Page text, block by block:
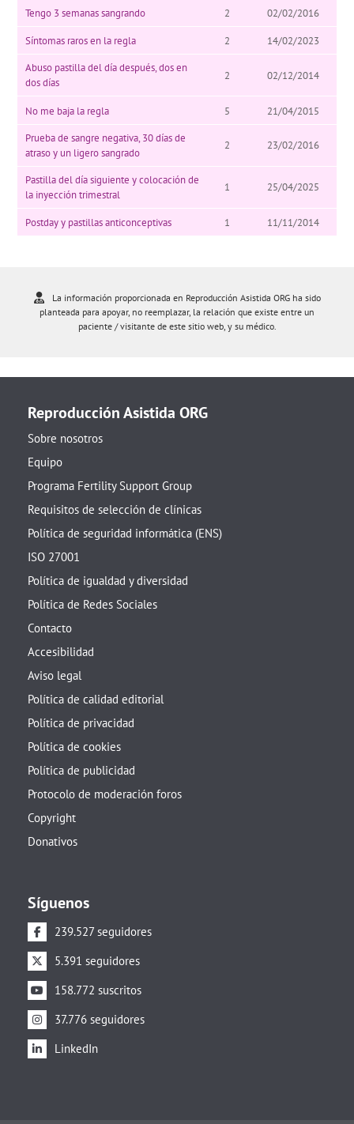
Tengo 3 semanas sangrando 2 02/02/2016
Síntomas raros en la regla 2
14/02/2023
Abuso pastilla del día después, dos en
dos días
2 02/12/2014
No me baja la regla 5
21/04/2015
Prueba de sangre negativa, 30 días de
atraso y un ligero sangrado
2 23/02/2016
Pastilla del día siguiente y colocación de
la inyección trimestral
1 25/04/2025
Postday y pastillas anticonceptivas 1 11/11/2014
La información proporcionada en Reproducción Asistida ORG ha sido
planteada para apoyar, no reemplazar, la relación que existe entre un
paciente / visitante de este sitio web, y su médico.
Reproducción Asistida ORG
Sobre nosotros
Equipo
Programa Fertility Support Group
Requisitos de selección de clínicas
Política de seguridad informática (ENS)
ISO 27001
Política de igualdad y diversidad
Política de Redes Sociales
Contacto
Accesibilidad
Aviso legal
Política de calidad editorial
Política de privacidad
Política de cookies
Política de publicidad
Protocolo de moderación foros
Copyright
Donativos
Síguenos
239.527 seguidores
5.391 seguidores
158.772 suscritos
37.776 seguidores
LinkedIn